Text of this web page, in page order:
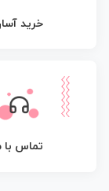
خرید
تماس با